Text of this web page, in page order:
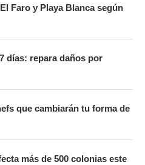
Faro y Playa Blanca según
días: repara daños por
que cambiarán tu forma de
más de 500 colonias este